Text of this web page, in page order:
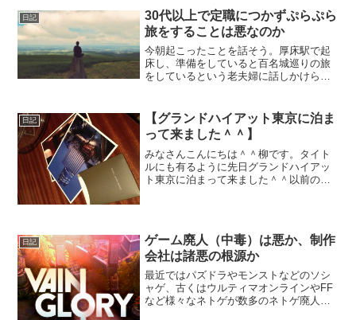
けです。で、まず前のブロ...
日記
30代以上で定職につかずぷらぷら
旅をすることは悪なのか
今朝起こったことを話そう。厚床駅で起
床し、準備をしていると百名城巡りの旅
をしているという老夫婦に話しかけられ
職にもつかず結婚もしないでぷらぷら旅
続けてるってのはどうか...
日記
【グランドハイアット東京に泊ま
って来ました＾＾】
みなさんこんにちは＾＾柳です。タイト
ルにも有るように先日グランドハイアッ
ト東京に泊まって来ました＾＾以前のメ
日記
ゲーム廃人（中毒）は悪か、制作
会社は諸悪の根源か
最近ではパズドラやモンストなどのソシ
ャゲ、古くはウルティマオンラインやFF
など様々なネトゲが数多のネトゲ廃人を